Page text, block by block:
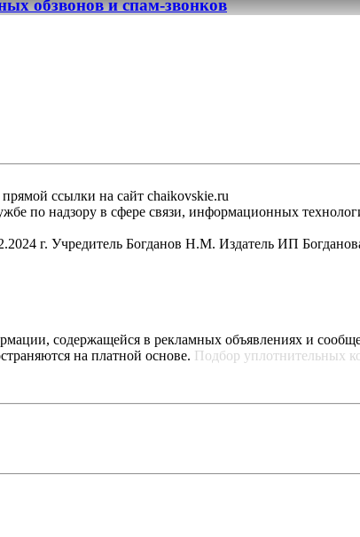
обзвонов и спам-звонков
ссылки на сайт chaikovskie.ru
по надзору в сфере связи, информационных
г. Учредитель Богданов Н.М. Издатель ИП
содержащейся в рекламных объявлениях и
на платной основе. Подбор уплотнительных